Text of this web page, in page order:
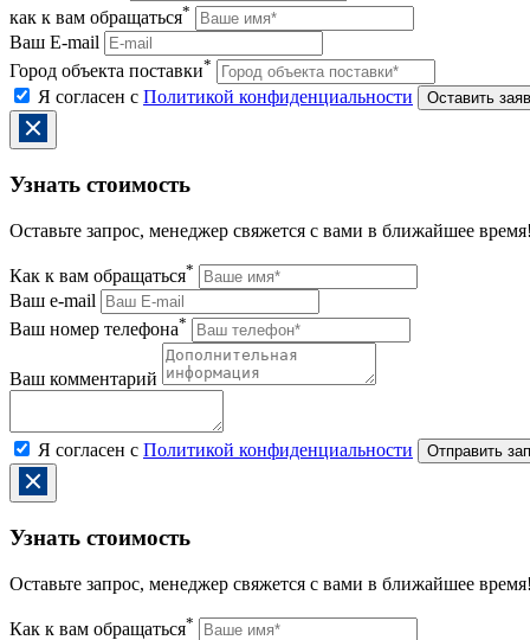
как к вам обращаться*
Ваш E-mail
Город объекта поставки*
Я согласен с Политикой конфиденциальности
Узнать стоимость
Оставьте запрос, менеджер свяжется с вами в ближайшее
Как к вам обращаться*
Ваш e-mail
Ваш номер телефона*
Ваш комментарий
Я согласен с Политикой конфиденциальности
Узнать стоимость
Оставьте запрос, менеджер свяжется с вами в ближайшее
Как к вам обращаться*